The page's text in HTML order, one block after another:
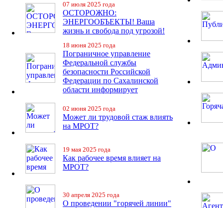
07 июля 2025 года
ОСТОРОЖНО:
ЭНЕРГООБЪЕКТЫ! Ваша
жизнь и свобода под угрозой!
18 июня 2025 года
Пограничное управление
Федеральной службы
безопасности Российской
Федерации по Сахалинской
области информирует
02 июня 2025 года
Может ли трудовой стаж влиять
на МРОТ?
19 мая 2025 года
Как рабочее время влияет на
МРОТ?
30 апреля 2025 года
О проведении "горячей линии"